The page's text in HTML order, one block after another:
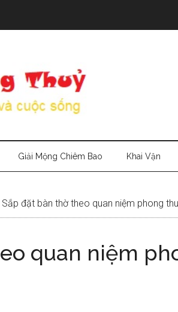
Giải Mộng Chiêm Bao Khai Vận
Sắp đặt bàn thờ theo quan niệm phong
quan niệm